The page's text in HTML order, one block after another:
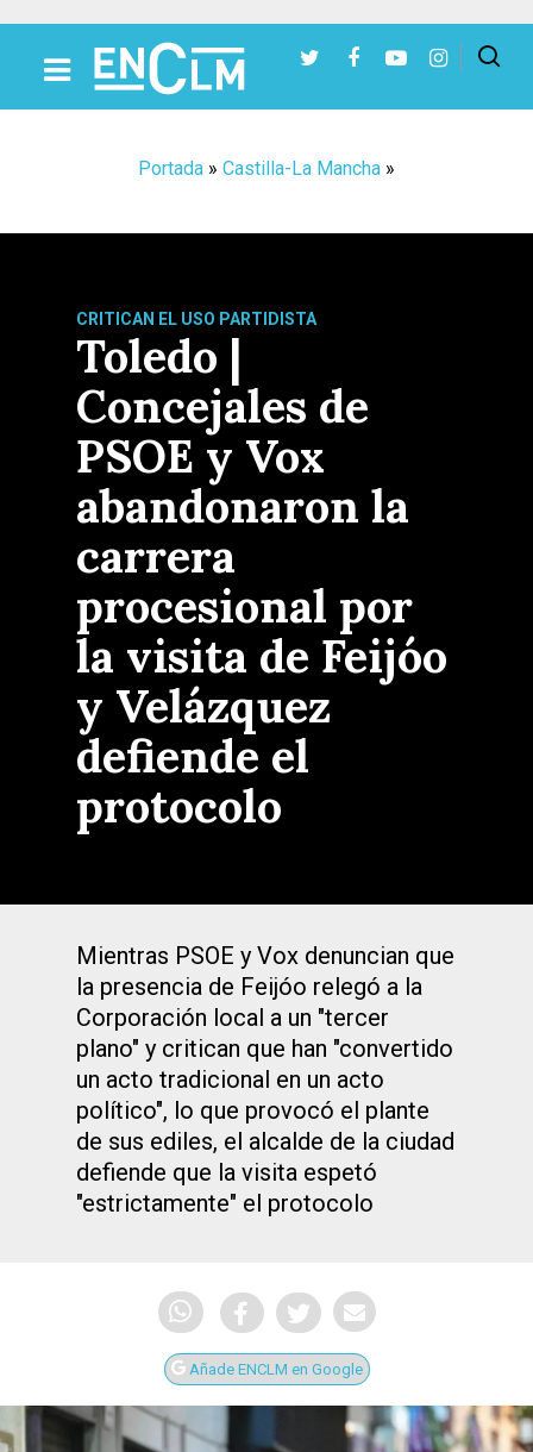
Portada » Castilla-La Mancha »
CRITICAN EL USO PARTIDISTA
Toledo |
Concejales de
PSOE y Vox
abandonaron la
carrera
procesional por
la visita de Feijóo
y Velázquez
defiende el
protocolo
Mientras PSOE y Vox denuncian que
la presencia de Feijóo relegó a la
Corporación local a un "tercer
plano" y critican que han "convertido
un acto tradicional en un acto
político", lo que provocó el plante
de sus ediles, el alcalde de la ciudad
defiende que la visita espetó
"estrictamente" el protocolo
Añade ENCLM en Google